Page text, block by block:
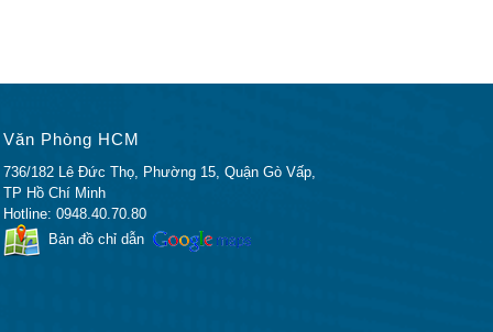
chỉ
phần
đâu
phẩm
Văn Phòng HCM
736/182 Lê Đức Thọ, Phường 15, Quận Gò Vấp,
TP Hồ Chí Minh
Hotline: 0948.40.70.80
Bản đồ chỉ dẫn